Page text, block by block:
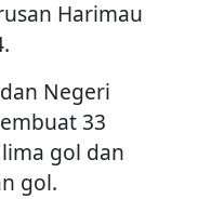
Harimau
Negeri
33
gol dan
gol.